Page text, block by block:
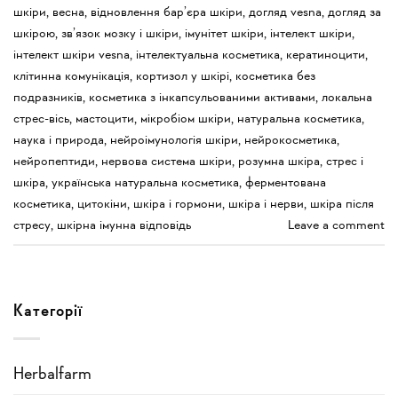
шкіри, весна, відновлення бар’єра шкіри, догляд vesna, догляд за
шкірою, зв’язок мозку і шкіри, імунітет шкіри, інтелект шкіри,
інтелект шкіри vesna, інтелектуальна косметика, кератиноцити,
клітинна комунікація, кортизол у шкірі, косметика без
подразників, косметика з інкапсульованими активами, локальна
стрес-вісь, мастоцити, мікробіом шкіри, натуральна косметика,
наука і природа, нейроімунологія шкіри, нейрокосметика,
нейропептиди, нервова система шкіри, розумна шкіра, стрес і
шкіра, українська натуральна косметика, ферментована
косметика, цитокіни, шкіра і гормони, шкіра і нерви, шкіра після
стресу, шкірна імунна відповідь Leave a comment
Категорії
Herbalfarm